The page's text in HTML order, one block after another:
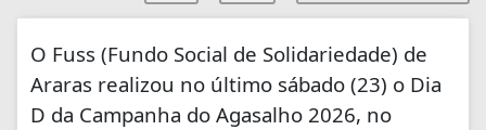
O Fuss (Fundo Social de Solidariedade) de
Araras realizou no último sábado (23) o Dia
D da Campanha do Agasalho 2026, no